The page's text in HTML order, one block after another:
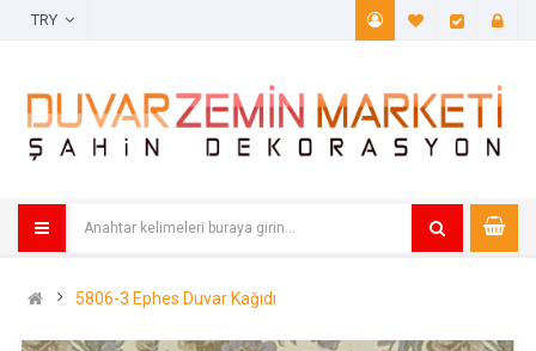
A. Listem
5806-3 Ephes Duvar Kağıdı